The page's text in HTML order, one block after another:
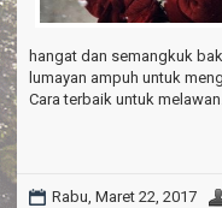
hangat dan semangkuk
lumayan ampuh untuk
Cara terbaik untuk
Rabu, Maret 22, 2017